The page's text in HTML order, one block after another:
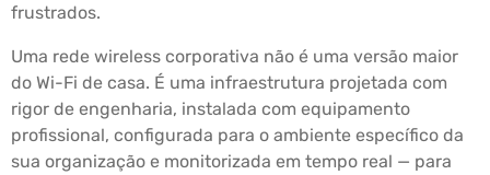
frustrados.
Uma rede wireless corporativa não é uma versão maior
do Wi-Fi de casa. É uma infraestrutura projetada com
rigor de engenharia, instalada com equipamento
profissional, configurada para o ambiente específico da
sua organização e monitorizada em tempo real — para